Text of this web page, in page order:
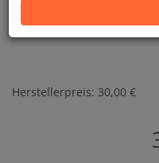
Herstellerpreis: 30,00 €